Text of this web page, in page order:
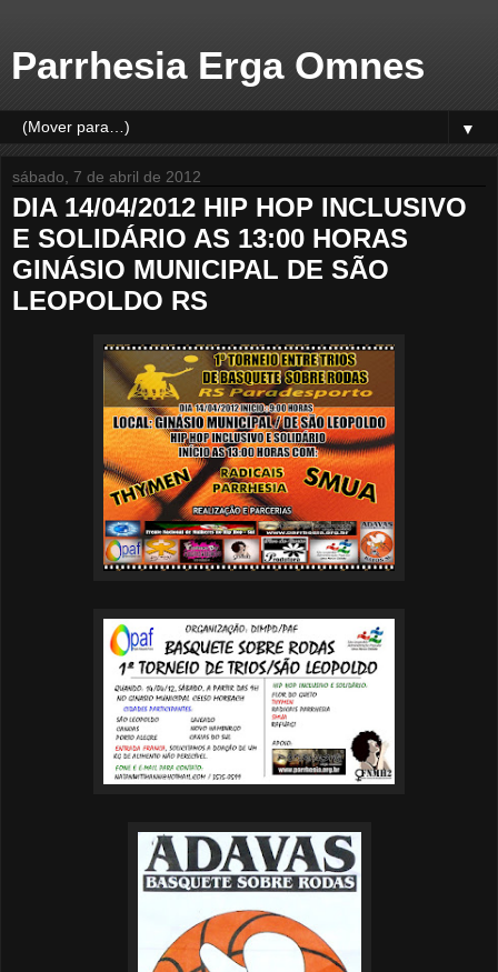
Parrhesia Erga Omnes
▼
sábado, 7 de abril de 2012
DIA 14/04/2012 HIP HOP INCLUSIVO
E SOLIDÁRIO AS 13:00 HORAS
GINÁSIO MUNICIPAL DE SÃO
LEOPOLDO RS